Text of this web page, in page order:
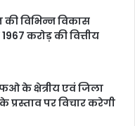
की विभिन्न विकास
करोड़ की वित्तीय
के क्षेत्रीय एवं जिला
पर विचार करेगी